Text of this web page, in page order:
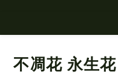
不凋花 永生